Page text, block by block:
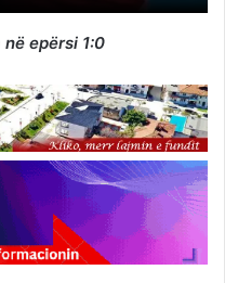
epërsi 1:0